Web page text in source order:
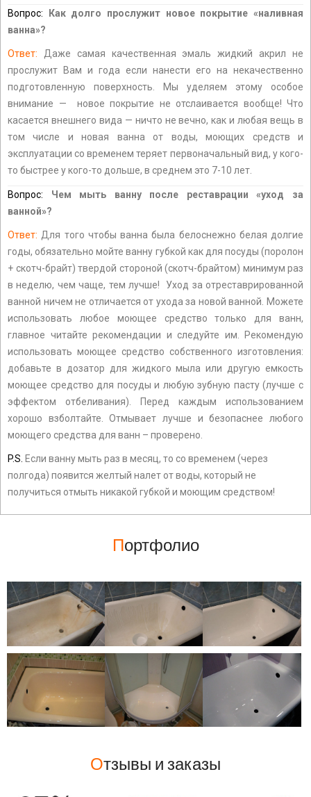
Вопрос:
Как долго прослужит новое покрытие «наливная
ванна»?
Ответ: Даже самая качественная эмаль жидкий акрил не
прослужит Вам и года если нанести его на некачественно
подготовленную поверхность. Мы уделяем этому особое
внимание — новое покрытие не отслаивается вообще! Что
касается внешнего вида — ничто не вечно, как и любая вещь в
том числе и новая ванна от воды, моющих средств и
эксплуатации со временем теряет первоначальный вид, у кого-
то быстрее у кого-то дольше, в среднем это 7-10 лет.
Вопрос:
Чем мыть ванну после реставрации «уход за
ванной»?
Ответ: Для того чтобы ванна была белоснежно белая долгие
годы, обязательно мойте ванну губкой как для посуды (поролон
+ скотч-брайт) твердой стороной (скотч-брайтом) минимум раз
в неделю, чем чаще, тем лучше! Уход за отреставрированной
ванной ничем не отличается от ухода за новой ванной. Можете
использовать любое моющее средство только для ванн,
главное читайте рекомендации и следуйте им. Рекомендую
использовать моющее средство собственного изготовления:
добавьте в дозатор для жидкого мыла или другую емкость
моющее средство для посуды и любую зубную пасту (лучше с
эффектом отбеливания). Перед каждым использованием
хорошо взболтайте. Отмывает лучше и безопаснее любого
моющего средства для ванн – проверено.
P.S. Если ванну мыть раз в месяц, то со временем (через
полгода) появится желтый налет от воды, который не
получиться отмыть никакой губкой и моющим средством!
Портфолио
Отзывы и заказы